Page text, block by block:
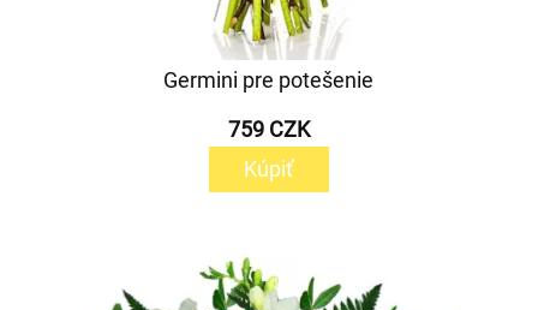
Germini pre potešenie
759 CZK
Kúpiť